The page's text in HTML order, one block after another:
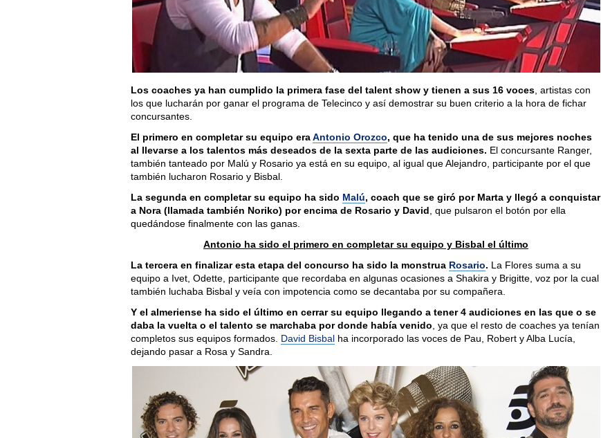
Los coaches ya han cumplido la primera fase del talent show y tienen a sus 16 voces , artistas con
los que lucharán por ganar el programa de Telecinco y así demostrar su buen criterio a la hora de fichar
concursantes.
El primero en completar su equipo eraAntonio Orozco, que ha tenido una de sus mejores noches
al llevarse a los talentos más deseados de la sexta parte de las audiciones. El concursante Ranger,
también tanteado por Malú y Rosario ya está en su equipo, al igual que Alejandro, participante por el que
también lucharon Rosario y Bisbal.
La segunda en completar su equipo ha sido Malú, coach que se giró por Marta y llegó a conquistar
a Nora (llamada también Noriko) por encima de Rosario y David , que pulsaron el botón por ella
quedándose finalmente con las ganas.
Antonio ha sido el primero en completar su equipo y Bisbal el último
La tercera en finalizar esta etapa del concurso ha sido la monstrua Rosario. La Flores suma a su
equipo a Ivet, Odette, participante que recordaba en algunas ocasiones a Shakira y Brigitte, voz por la cual
también luchaba Bisbal y veía con impotencia como se decantaba por su compañera.
Y el almeriense ha sido el último en cerrar su equipo llegando a tener 4 audiciones en las que o se
daba la vuelta o el talento se marchaba por donde había venido , ya que el resto de coaches ya tenían
completos sus equipos formados. David Bisbal ha incorporado las voces de Pau, Robert y Alba Lucía,
dejando pasar a Rosa y Sandra.